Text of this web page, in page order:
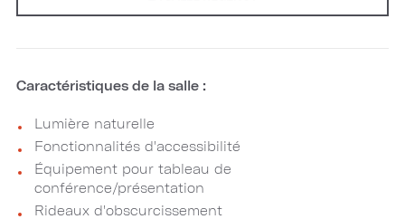
Caractéristiques de la salle :
Lumière naturelle
Fonctionnalités d'accessibilité
Équipement pour tableau de
conférence/présentation
Rideaux d'obscurcissement